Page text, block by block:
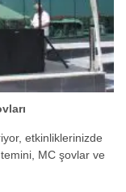
etkinliklerinizde
MC şovlar ve